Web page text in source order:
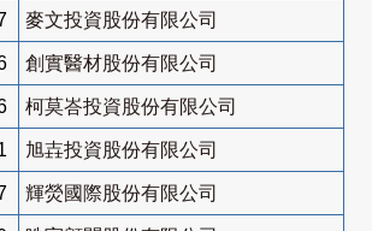
麥文投資股份有限公司
創實醫材股份有限公司
柯莫峇投資股份有限公司
旭壵投資股份有限公司
輝熒國際股份有限公司